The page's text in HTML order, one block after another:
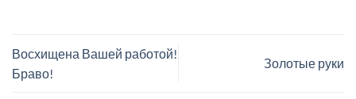
Восхищена Вашей работой!
Браво!
Золотые руки